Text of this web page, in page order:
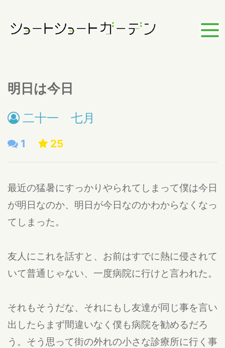
明日は今日
二十一 七月
1 25
最近の猛暑にすっかりやられてしまって僕は今日
が明日なのか、明日が今日なのかわからなくなっ
てしまった。
友人にこれを話すと、お前はすでに熱に侵されて
いて普通じゃない、一度病院に行けと言われた。
それもそうだな、それにもし友達が同じ事を言い
出したらまず間違いなく僕も病院を勧めるだろ
う。そう思って街の外れの小さな診療所に行く事